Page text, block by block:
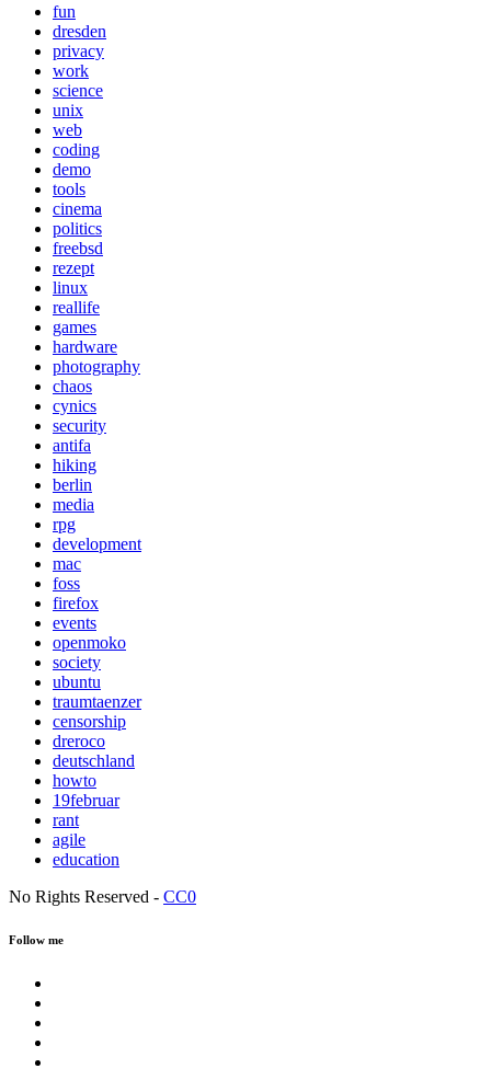
fun
dresden
privacy
work
science
unix
web
coding
demo
tools
cinema
politics
freebsd
rezept
linux
reallife
games
hardware
photography
chaos
cynics
security
antifa
hiking
berlin
media
rpg
development
mac
foss
firefox
events
openmoko
society
ubuntu
traumtaenzer
censorship
dreroco
deutschland
howto
19februar
rant
agile
education
No Rights Reserved - CC0
Follow me